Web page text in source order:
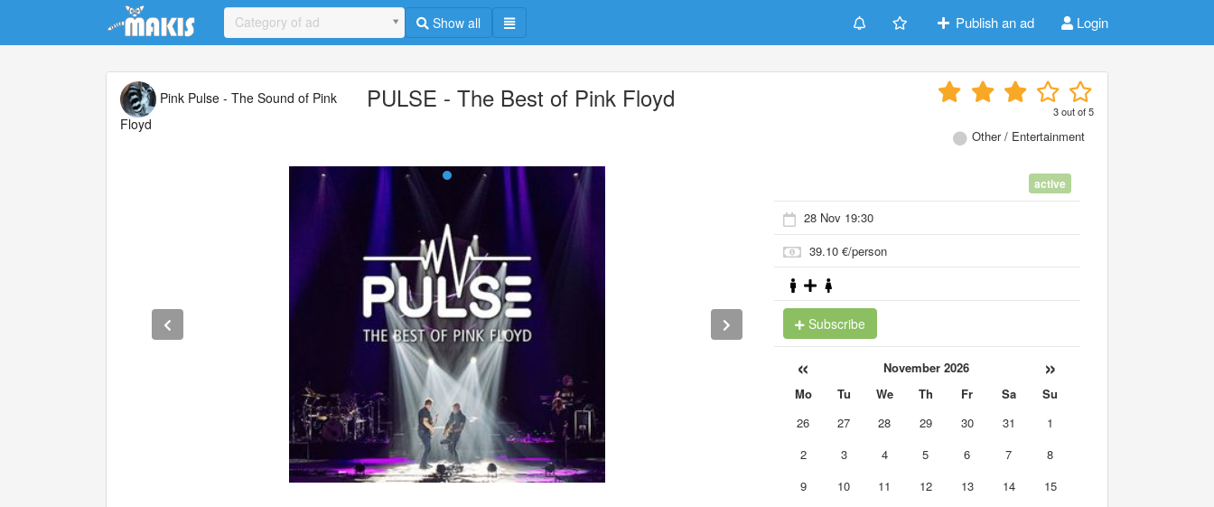
Update cookies preferences
Category of ad Show all Publish an ad Login
Pink Pulse - The Sound of Pink
Floyd
PULSE - The Best of Pink Floyd 3out of5
Other / Entertainment
active
28 Nov 19:30
39.10 €/person
Subscribe
« November 2026 »
Mo Tu We Th Fr Sa
Su
26
27 28 29 30 31
1
2
3 4 5 6 7
8
9
10 11 12 13 14
15